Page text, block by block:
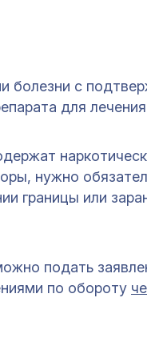
болезни с
для
нужно
границы или
подать
по обороту